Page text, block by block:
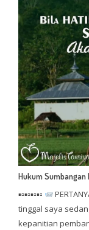
Hukum Sumbangan
▪▫▪▫▪▫▪▫
tinggal saya
kepanitian